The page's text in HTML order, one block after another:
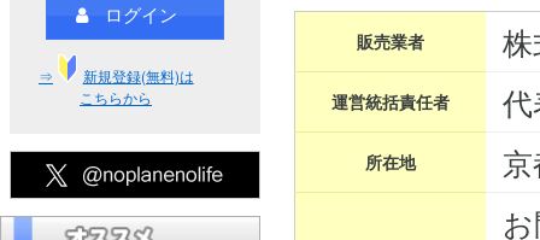
ログイン
⇒
新規登録(無料)は
こちらから
販売業者
運営統括責任者
所在地